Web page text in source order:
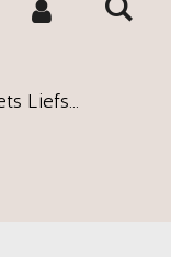
Liefs...